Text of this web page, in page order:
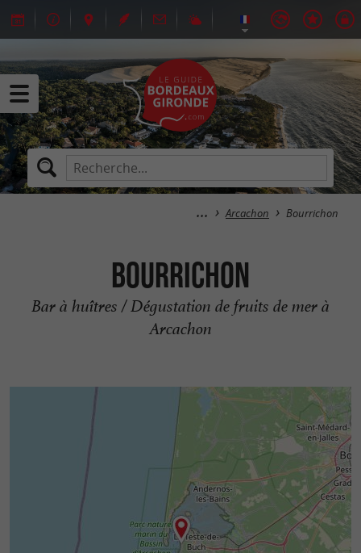
Arcachon Bourrichon
Bourrichon
Bar à huîtres / Dégustation de fruits de mer à
Arcachon